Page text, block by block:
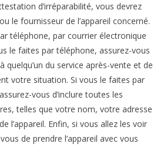
d’irréparabilité, vous devrez
le fournisseur de l’appareil concerné.
téléphone, par courrier électronique
le faites par téléphone, assurez-vous
quelqu’un du service après-vente et de
votre situation. Si vous le faites par
vous d’inclure toutes les
telles que votre nom, votre adresse
l’appareil. Enfin, si vous allez les voir
de prendre l’appareil avec vous